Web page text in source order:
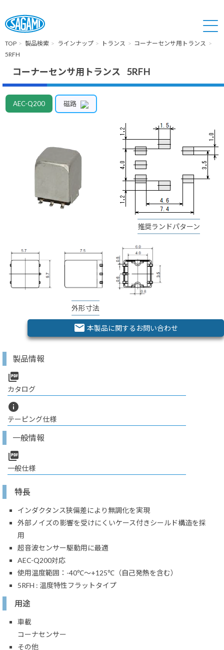
TOP 製品検索 ラインナップ トランス
コーナーセンサ用トランス
5RFH
コーナーセンサ用トランス 5RFH
AEC-Q200 磁路
推奨ランドパターン
外形寸法
email 本製品に関するお問い合わせ
製品情報
picture_as_pdf
カタログ
info
テーピング仕様
一般情報
picture_as_pdf
一般仕様
特長
インダクタンス狭偏差により無調化を実現
外部ノイズの影響を受けにくいケース付きシールド構造を採
用
超音波センサー駆動用に最適
AEC-Q200対応
使用温度範囲：-40℃～+125℃（自己発熱を含む）
5RFH : 温度特性フラットタイプ
用途
車載
コーナセンサー
その他